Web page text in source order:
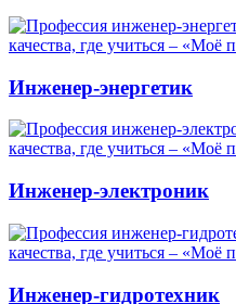
Инженер-энергетик
Инженер-электроник
Инженер-гидротехник